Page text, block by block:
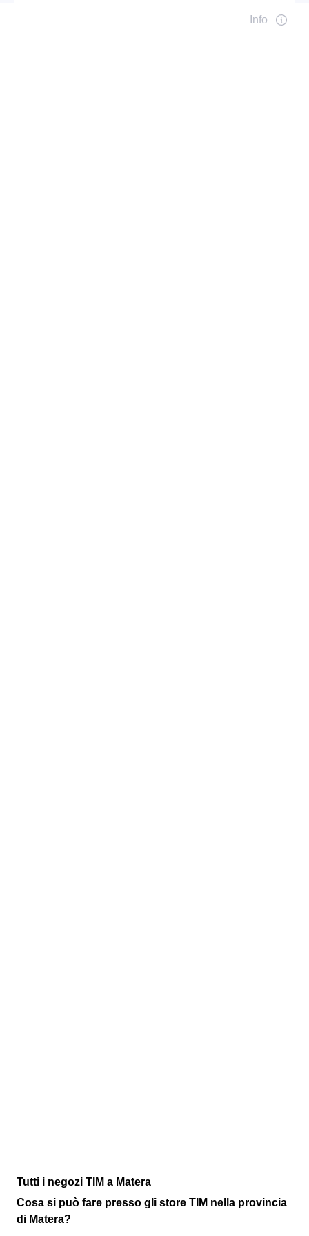
Tutti i negozi TIM a Matera
Cosa si può fare presso gli store TIM nella provincia
di Matera?